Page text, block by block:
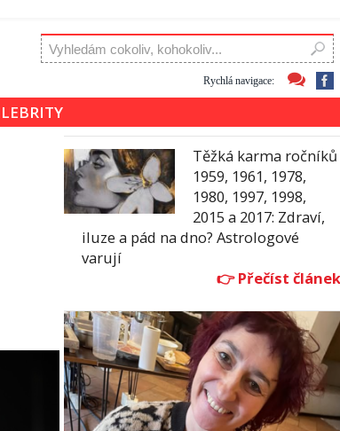
Rychlá navigace:
Těžká karma ročníků
1959, 1961, 1978,
1980, 1997, 1998,
2015 a 2017: Zdraví,
iluze a pád na dno? Astrologové
varují